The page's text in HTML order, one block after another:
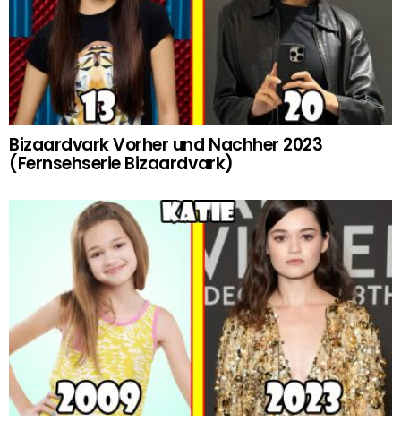
Bizaardvark Vorher und Nachher 2023
(Fernsehserie Bizaardvark)